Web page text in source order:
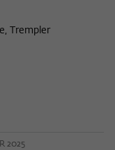
Trempler
2025